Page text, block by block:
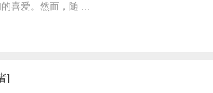
喜爱。然而，随 ...
]